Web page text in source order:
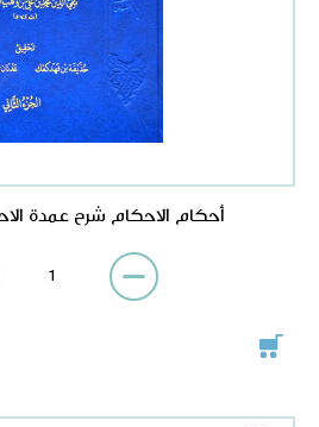
أحكام الاحكام شرح عمدة الاحكام1-2